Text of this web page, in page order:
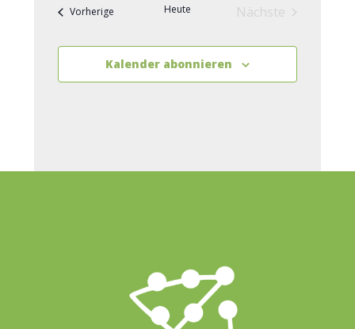
Vorherige Veranstaltungen
Heute
Nächste
Kalender abonnieren